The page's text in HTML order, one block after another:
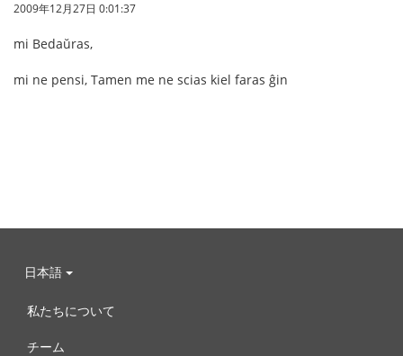
2009年12月27日 0:01:37
mi Bedaŭras,
mi ne pensi, Tamen me ne scias kiel faras ĝin
日本語
私たちについて
チーム